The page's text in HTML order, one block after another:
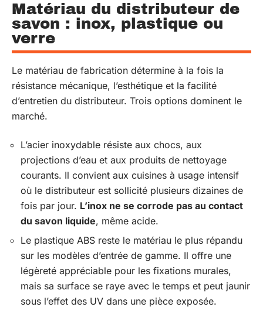
Matériau du distributeur de
savon : inox, plastique ou
verre
Le matériau de fabrication détermine à la fois la
résistance mécanique, l’esthétique et la facilité
d’entretien du distributeur. Trois options dominent le
marché.
L’acier inoxydable résiste aux chocs, aux
projections d’eau et aux produits de nettoyage
courants. Il convient aux cuisines à usage intensif
où le distributeur est sollicité plusieurs dizaines de
fois par jour. L’inox ne se corrode pas au contact
du savon liquide, même acide.
Le plastique ABS reste le matériau le plus répandu
sur les modèles d’entrée de gamme. Il offre une
légèreté appréciable pour les fixations murales,
mais sa surface se raye avec le temps et peut jaunir
sous l’effet des UV dans une pièce exposée.